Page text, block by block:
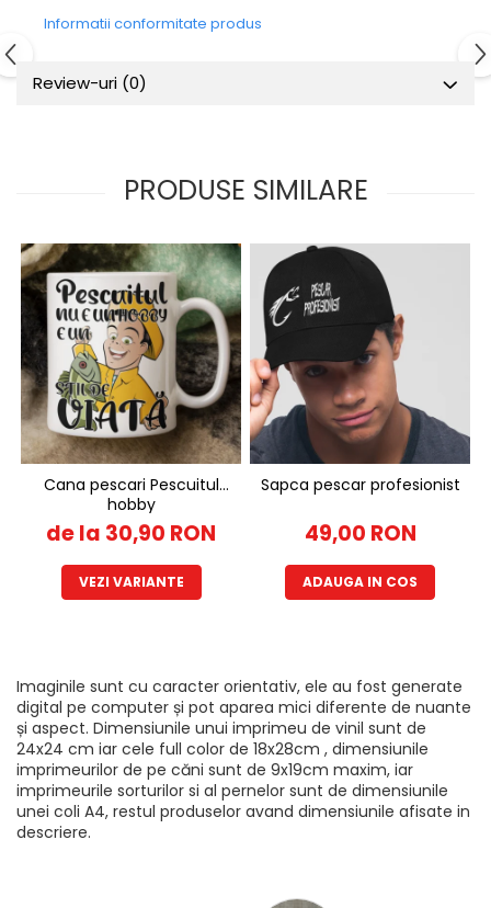
Informatii conformitate produs
Review-uri (0)
PRODUSE SIMILARE
Cana pescari Pescuitul
hobby
de la 30,90 RON
VEZI VARIANTE
Sapca pescar profesionist
49,00 RON
ADAUGA IN COS
Imaginile sunt cu caracter orientativ, ele au fost generate
digital pe computer și pot aparea mici diferente de nuante
și aspect. Dimensiunile unui imprimeu de vinil sunt de
24x24 cm iar cele full color de 18x28cm , dimensiunile
imprimeurilor de pe căni sunt de 9x19cm maxim, iar
imprimeurile sorturilor si al pernelor sunt de dimensiunile
unei coli A4, restul produselor avand dimensiunile afisate in
descriere.